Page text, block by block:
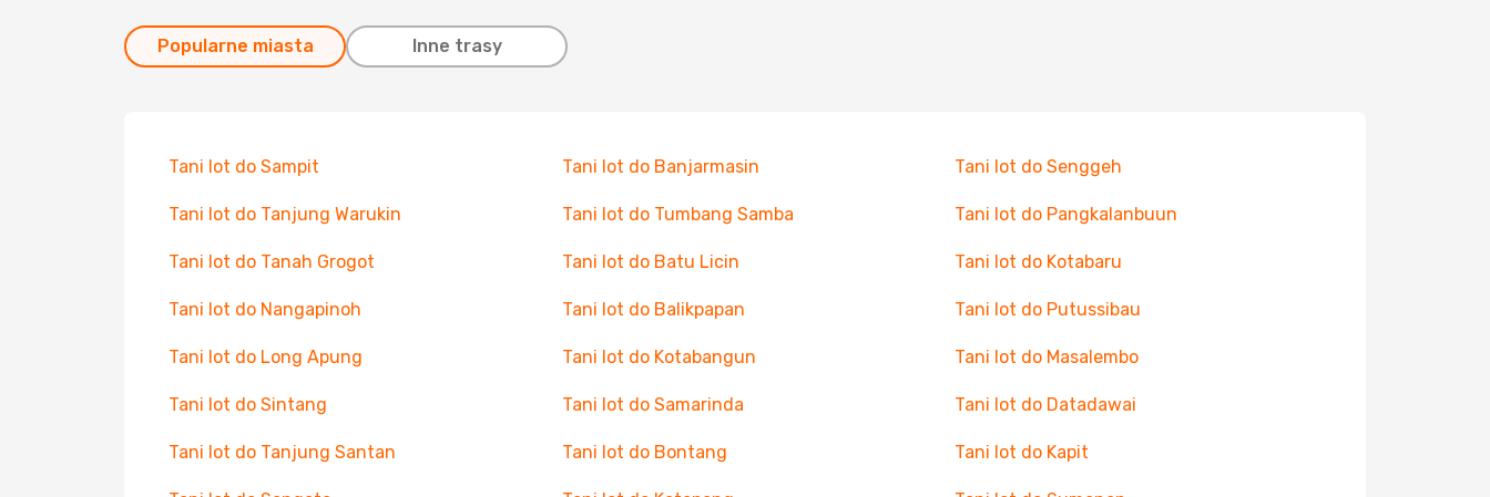
Popularne miasta Inne trasy
Tani lot do Sampit Tani lot do Banjarmasin Tani lot do Senggeh
Tani lot do Tanjung Warukin Tani lot do Tumbang Samba Tani lot do Pangkalanbuun
Tani lot do Tanah Grogot Tani lot do Batu Licin Tani lot do Kotabaru
Tani lot do Nangapinoh Tani lot do Balikpapan Tani lot do Putussibau
Tani lot do Long Apung Tani lot do Kotabangun Tani lot do Masalembo
Tani lot do Sintang Tani lot do Samarinda Tani lot do Datadawai
Tani lot do Tanjung Santan Tani lot do Bontang Tani lot do Kapit